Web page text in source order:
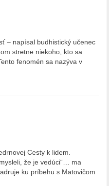
– napísal budhistický učenec
stretne niekoho, kto sa
fenomén sa nazýva v
Cesty k lidem.
že je vedúci“… ma
ku príbehu s Matovičom